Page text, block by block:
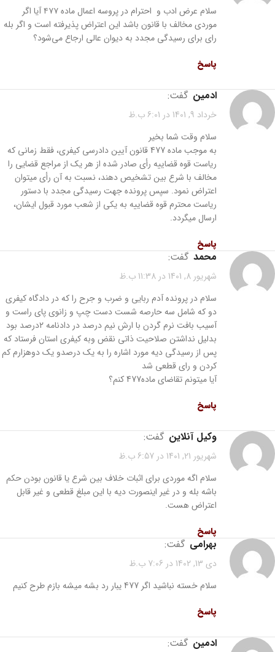
سلام عرض ادب و احترام در پروسه اعمال ماده ۴۷۷ آیا اگر
موردی مخالف با قانون باشد این اعتراض پذیرفته است و اگر بله
رای برای رسیدگی مجدد به دیوان عالی ارجاع می‌شود؟
پاسخ
ادمین گفت:
خرداد 9, 1401 در 6:01 ب.ظ
سلام وقت شما بخیر
به موجب ماده 477 قانون آیین دادرسی کیفری، فقط زمانی که
ریاست قوه قضاییه رأی صادر شده از هر یک از مراجع قضایی را
مخالف با شرع بین تشخیص دهند، نسبت به آن رأی میتوان
اعتراض نمود. سپس پرونده جهت رسیدگی مجدد با دستور
ریاست محترم قوه قضاییه به یکی از شعب مورد قبول ایشان،
ارسال میگردد.
پاسخ
محمد گفت:
شهریور 8, 1401 در 11:38 ب.ظ
سلام در پرونده آدم ربایی و ضرب و جرح را که در دادگاه کیفری
دو که شامل سه حارصه شست دست چپ و زانوی پای راست و
آسیب بافت نرم گردن با ارش نیم درصد در دادنامه ۲درصد بود
بدلیل نداشتن صلاحیت ذاتی نقض وبه کیفری استان فرستاد که
پس از رسیدگی دیه مورد اشاره را به یک درصدو یک دوهزارم کم
کردن و رای قطعی شد
آیا میتونم تقاضای ماده477 کنم؟
پاسخ
وکیل آنلاین گفت:
شهریور 21, 1401 در 6:57 ب.ظ
سلام اگه موردی برای اثبات خلاف بین شرع یا قانون بودن حکم
باشه بله و در غیر اینصورت دیه با این مبلغ قطعی و غیر قابل
اعتراض هست.
پاسخ
بهرامی گفت:
دی 13, 1402 در 7:06 ب.ظ
سلام خسته نباشید اگر 477 یبار رد بشه میشه بازم طرح کنیم
پاسخ
ادمین گفت: